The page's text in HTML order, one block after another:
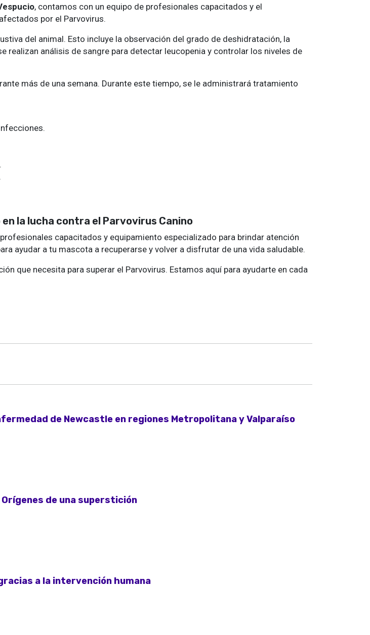
, contamos con un equipo de profesionales capacitados y el
por el Parvovirus.
del animal. Esto incluye la observación del grado de deshidratación, la
realizan análisis de sangre para detectar leucopenia y controlar los niveles de
más de una semana. Durante este tiempo, se le administrará tratamiento
la lucha contra el Parvovirus Canino
capacitados y equipamiento especializado para brindar atención
ayudar a tu mascota a recuperarse y volver a disfrutar de una vida saludable.
que necesita para superar el Parvovirus. Estamos aquí para ayudarte en cada
de Newcastle en regiones Metropolitana y Valparaíso
de una superstición
a la intervención humana